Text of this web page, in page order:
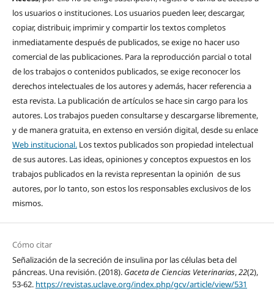
los usuarios o instituciones. Los usuarios pueden leer, descargar,
copiar, distribuir, imprimir y compartir los textos completos
inmediatamente después de publicados, se exige no hacer uso
comercial de las publicaciones. Para la reproducción parcial o total
de los trabajos o contenidos publicados, se exige reconocer los
derechos intelectuales de los autores y además, hacer referencia a
esta revista. La publicación de artículos se hace sin cargo para los
autores. Los trabajos pueden consultarse y descargarse libremente,
y de manera gratuita, en extenso en versión digital, desde su enlace
Web institucional.Los textos publicados son propiedad intelectual
de sus autores. Las ideas, opiniones y conceptos expuestos en los
trabajos publicados en la revista representan la opinión de sus
autores, por lo tanto, son estos los responsables exclusivos de los
mismos.
Cómo citar
Señalización de la secreción de insulina por las células beta del
páncreas. Una revisión. (2018). Gaceta de Ciencias Veterinarias,22(2),
53-62. https://revistas.uclave.org/index.php/gcv/article/view/531